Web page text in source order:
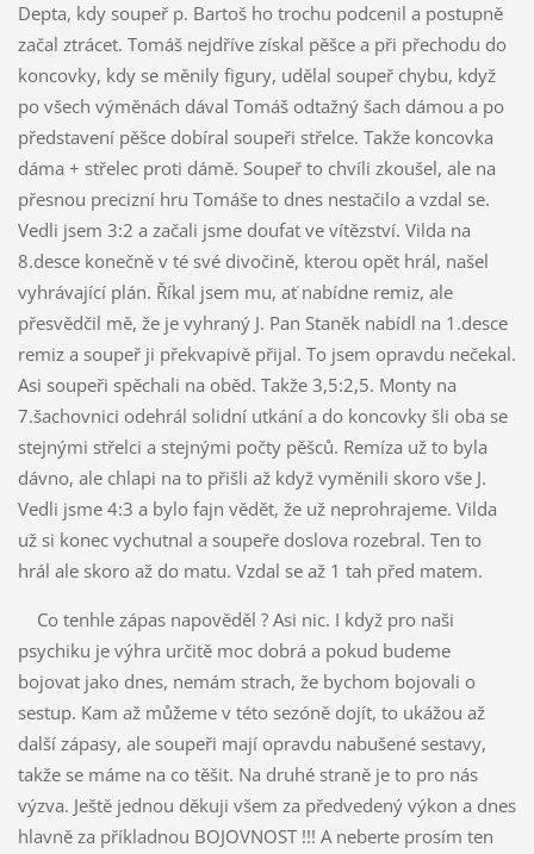
Depta, kdy soupeř p. Bartoš ho trochu podcenil a postupně
začal ztrácet. Tomáš nejdříve získal pěšce a při přechodu do
koncovky, kdy se měnily figury, udělal soupeř chybu, když
po všech výměnách dával Tomáš odtažný šach dámou a po
představení pěšce dobíral soupeři střelce. Takže koncovka
dáma + střelec proti dámě. Soupeř to chvíli zkoušel, ale na
přesnou precizní hru Tomáše to dnes nestačilo a vzdal se.
Vedli jsem 3:2 a začali jsme doufat ve vítězství. Vilda na
8.desce konečně v té své divočině, kterou opět hrál, našel
vyhrávající plán. Říkal jsem mu, ať nabídne remiz, ale
přesvědčil mě, že je vyhraný J. Pan Staněk nabídl na 1.desce
remiz a soupeř ji překvapivě přijal. To jsem opravdu nečekal.
Asi soupeři spěchali na oběd. Takže 3,5:2,5. Monty na
7.šachovnici odehrál solidní utkání a do koncovky šli oba se
stejnými střelci a stejnými počty pěšců. Remíza už to byla
dávno, ale chlapi na to přišli až když vyměnili skoro vše J.
Vedli jsme 4:3 a bylo fajn vědět, že už neprohrajeme. Vilda
už si konec vychutnal a soupeře doslova rozebral. Ten to
hrál ale skoro až do matu. Vzdal se až 1 tah před matem.
Co tenhle zápas napověděl ? Asi nic. I když pro naši
psychiku je výhra určitě moc dobrá a pokud budeme
bojovat jako dnes, nemám strach, že bychom bojovali o
sestup. Kam až můžeme v této sezóně dojít, to ukážou až
další zápasy, ale soupeři mají opravdu nabušené sestavy,
takže se máme na co těšit. Na druhé straně je to pro nás
výzva. Ještě jednou děkuji všem za předvedený výkon a dnes
hlavně za příkladnou BOJOVNOST !!! A neberte prosím ten